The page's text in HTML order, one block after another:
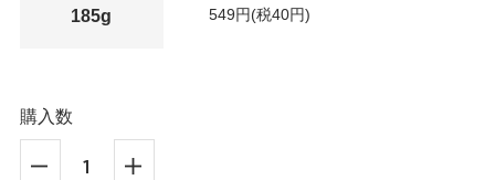
185g 549円(税40円)
購入数